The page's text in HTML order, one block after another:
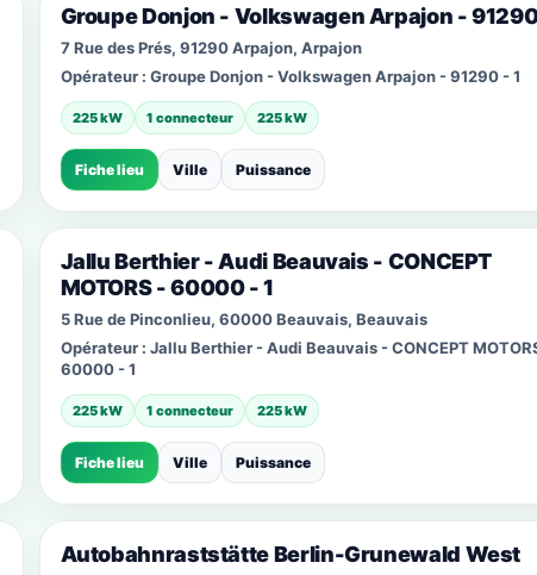
Groupe Donjon - Volkswagen Arpajon -
7 Rue des Prés, 91290 Arpajon, Arpajon
Opérateur : Groupe Donjon - Volkswagen Arpajon - 91290 - 1
225 kW 1 connecteur 225 kW
Fiche lieu Ville Puissance
Jallu Berthier - Audi Beauvais - CONCEPT
MOTORS - 60000 - 1
5 Rue de Pinconlieu, 60000 Beauvais, Beauvais
Opérateur : Jallu Berthier - Audi Beauvais - CONCEPT
60000 - 1
225 kW 1 connecteur 225 kW
Fiche lieu Ville Puissance
Autobahnraststätte Berlin-Grunewald West